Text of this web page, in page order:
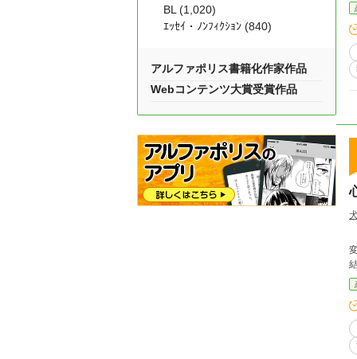
BL (1,020)
ｴｯｾｲ・ﾉﾝﾌｨｸｼｮﾝ (840)
アルファポリス書籍化作家作品
Webコンテンツ大賞受賞作品